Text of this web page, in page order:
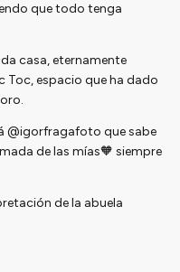
que todo tenga
casa, eternamente
Toc, espacio que ha dado
@igorfragafoto que sabe
de las mías🧡 siempre
de la abuela